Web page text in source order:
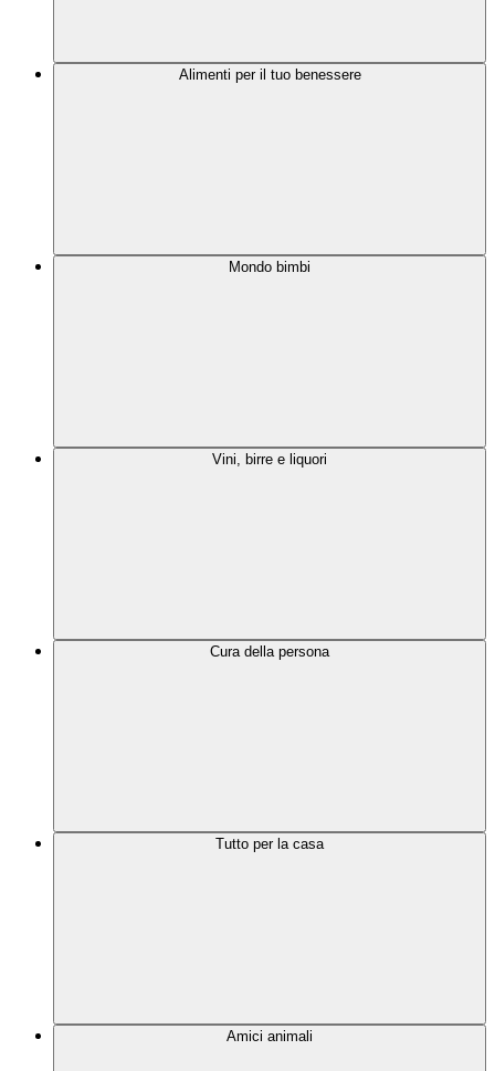
Alimenti per il tuo benessere
Mondo bimbi
Vini, birre e liquori
Cura della persona
Tutto per la casa
Amici animali